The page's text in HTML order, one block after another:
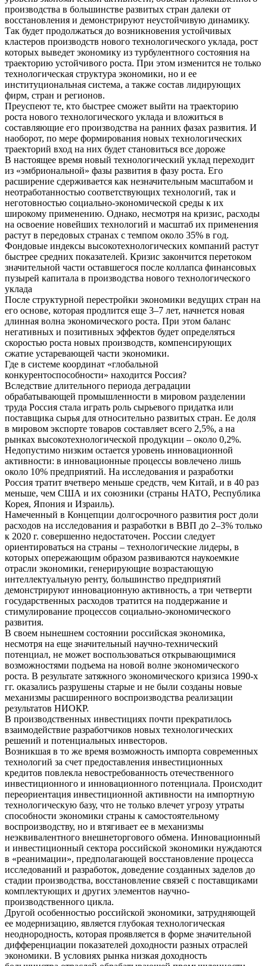
производства в большинстве развитых стран далеки от
восстановления и демонстрируют неустойчивую динамику.
Так будет продолжаться до возникновения устойчивых
кластеров производств нового технологического уклада, рост
которых выведет экономику из турбулентного состояния на
траекторию устойчивого роста. При этом изменится не только
технологическая структура экономики, но и ее
институциональная система, а также состав лидирующих
фирм, стран и регионов.
Преуспеют те, кто быстрее сможет выйти на траекторию
роста нового технологического уклада и вложиться в
составляющие его производства на ранних фазах развития. И
наоборот, по мере формирования новых технологических
траекторий вход на них будет становиться все дороже
В настоящее время новый технологический уклад переходит
из «эмбриональной» фазы развития в фазу роста. Его
расширение сдерживается как незначительным масштабом и
неотработанностью соответствующих технологий, так и
неготовностью социально-экономической среды к их
широкому применению. Однако, несмотря на кризис, расходы
на освоение новейших технологий и масштаб их применения
растут в передовых странах с темпом около 35% в год.
Фондовые индексы высокотехнологических компаний растут
быстрее средних показателей. Кризис закончится перетоком
значительной части оставшегося после коллапса финансовых
пузырей капитала в производства нового технологического
уклада
После структурной перестройки экономики ведущих стран на
его основе, которая продлится еще 3–7 лет, начнется новая
длинная волна экономического роста. При этом баланс
негативных и позитивных эффектов будет определяться
скоростью роста новых производств, компенсирующих
сжатие устаревающей части экономики.
Где в системе координат «глобальной
конкурентоспособности» находится Россия?
Вследствие длительного периода деградации
обрабатывающей промышленности в мировом разделении
труда Россия стала играть роль сырьевого придатка или
поставщика сырья для относительно развитых стран. Ее доля
в мировом экспорте товаров составляет всего 2,5%, а на
рынках высокотехнологической продукции – около 0,2%.
Недопустимо низким остается уровень инновационной
активности: в инновационные процессы вовлечено лишь
около 10% предприятий. На исследования и разработки
Россия тратит вчетверо меньше средств, чем Китай, и в 40 раз
меньше, чем США и их союзники (страны НАТО, Республика
Корея, Япония и Израиль).
Намеченный в Концепции долгосрочного развития рост доли
расходов на исследования и разработки в ВВП до 2–3% только
к 2020 г. совершенно недостаточен. России следует
ориентироваться на страны – технологические лидеры, в
которых опережающим образом развиваются наукоемкие
отрасли экономики, генерирующие возрастающую
интеллектуальную ренту, большинство предприятий
демонстрируют инновационную активность, а три четверти
государственных расходов тратится на поддержание и
стимулирование процессов социально-экономического
развития.
В своем нынешнем состоянии российская экономика,
несмотря на еще значительный научно-технический
потенциал, не может воспользоваться открывающимися
возможностями подъема на новой волне экономического
роста. В результате затяжного экономического кризиса 1990-х
гг. оказались разрушены старые и не были созданы новые
механизмы расширенного воспроизводства реализации
результатов НИОКР.
В производственных инвестициях почти прекратилось
взаимодействие разработчиков новых технологических
решений и потенциальных инвесторов.
Возникшая в то же время возможность импорта современных
технологий за счет предоставления инвестиционных
кредитов повлекла невостребованность отечественного
инвестиционного и инновационного потенциала. Происходит
переориентация инвестиционной активности на импортную
технологическую базу, что не только влечет угрозу утраты
способности экономики страны к самостоятельному
воспроизводству, но и втягивает ее в механизмы
неэквивалентного внешнеторгового обмена. Инновационный
и инвестиционный сектора российской экономики нуждаются
в «реанимации», предполагающей восстановление процесса
исследований и разработок, доведение созданных заделов до
стадии производства, восстановление связей с поставщиками
комплектующих и других элементов научно-
производственного цикла.
Другой особенностью российской экономики, затрудняющей
ее модернизацию, является глубокая технологическая
неоднородность, которая проявляется в форме значительной
дифференциации показателей доходности разных отраслей
экономики. В условиях рынка низкая доходность